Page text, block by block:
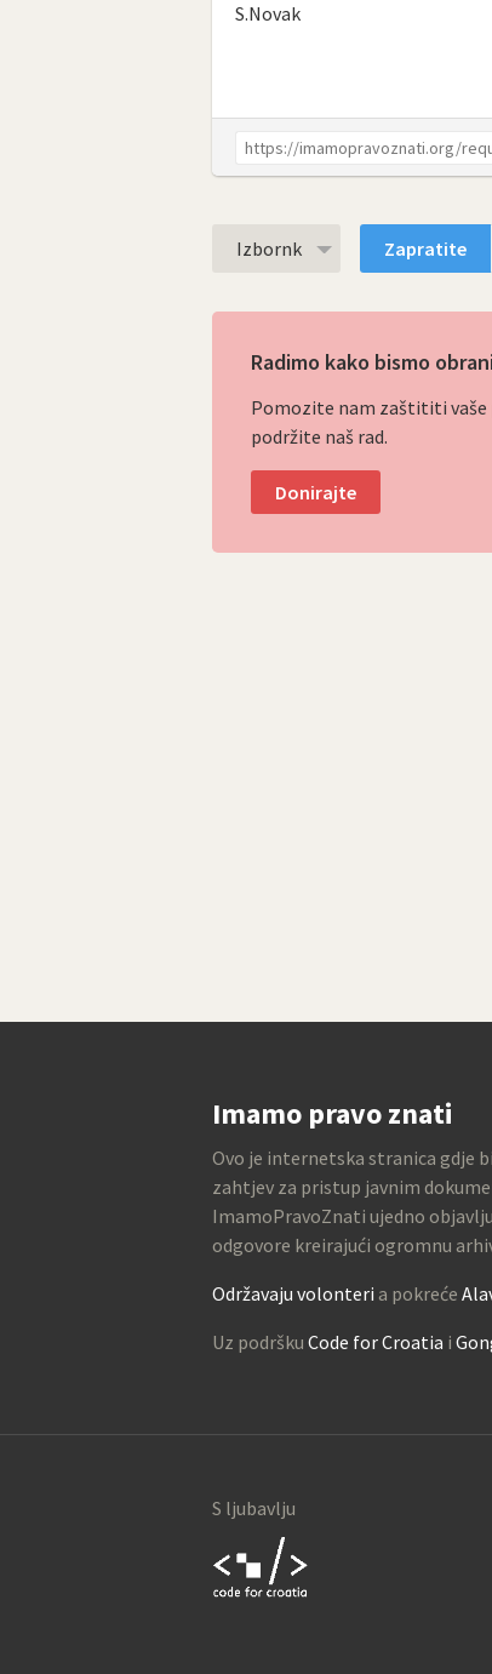
S.Novak
Izbornk Zapratite
Radimo kako bismo
Pomozite nam zaštititi vaše
podržite naš rad.
Donirajte
Imamo pravo znati
Ovo je internetska stranica gdje
zahtjev za pristup javnim
ImamoPravoZnati ujedno
odgovore kreirajući ogromnu
Održavaju volonteri a pokreće
Uz podršku Code for Croatia i
S ljubavlju